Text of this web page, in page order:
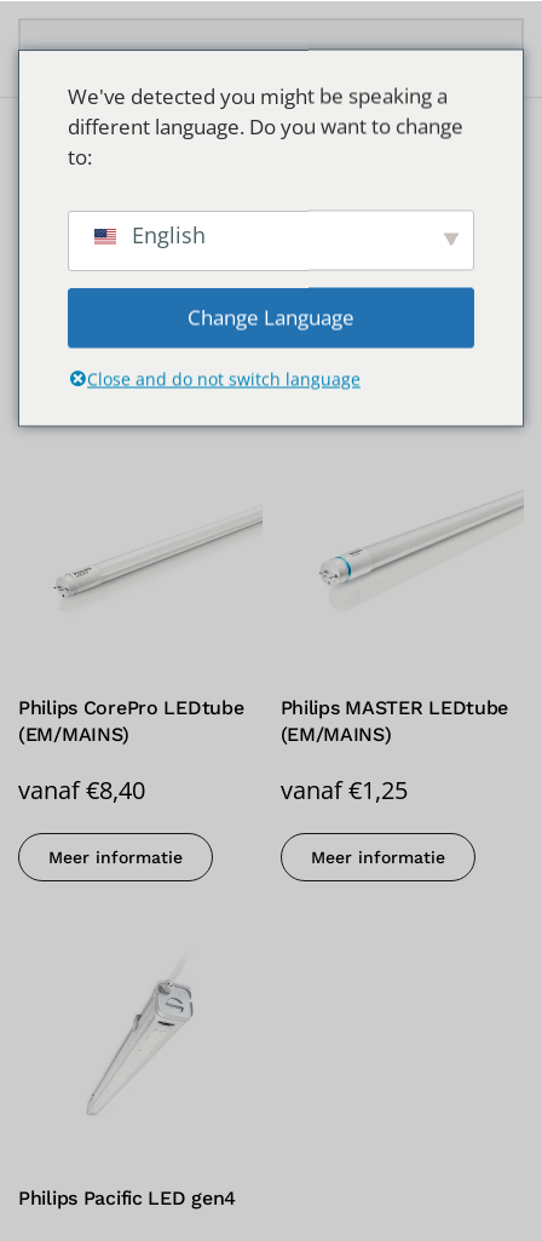
KOELHUIZEN
Producten getagged “Koelhuizen”
Philips CorePro LEDtube
(EM/MAINS)
vanaf€8,40
Meer informatie
Philips MASTER LEDtube
(EM/MAINS)
vanaf €1,25
Meer informatie
Philips Pacific LED gen4
We've detected you might be speaking a
different language. Do you want to change
to:
English
Change Language
Close and do not switch language